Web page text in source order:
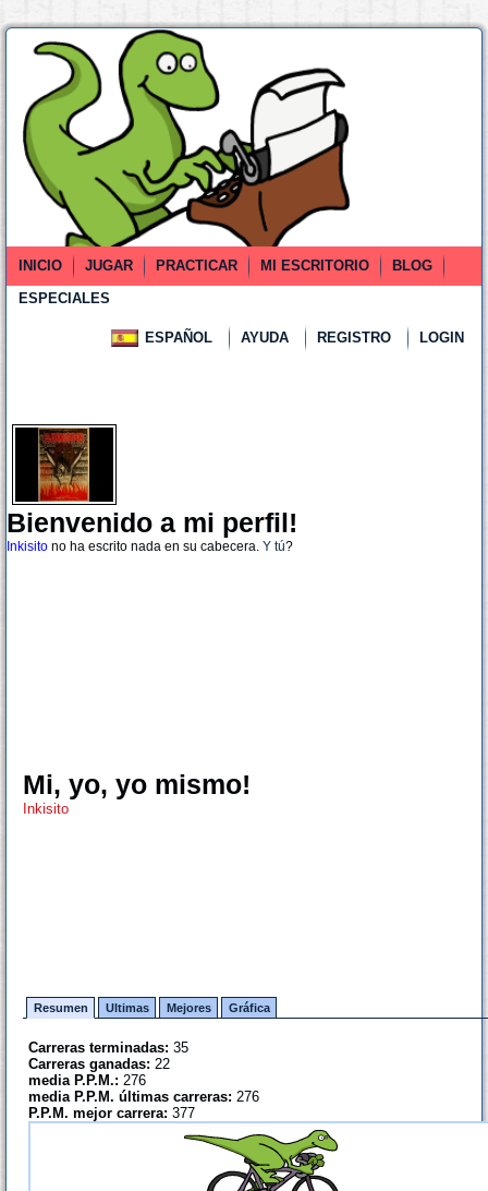
INICIO JUGAR PRACTICAR MI ESCRITORIO
BLOG
ESPECIALES
ESPAÑOL AYUDA REGISTRO LOGIN
Bienvenido a mi perfil!
Inkisito no ha escrito nada en su cabecera. Y tú?
Mi, yo, yo mismo!
Inkisito
Resumen Ultimas Mejores Gráfica
Carreras terminadas: 35
Carreras ganadas: 22
media P.P.M.: 276
media P.P.M. últimas carreras: 276
P.P.M. mejor carrera: 377